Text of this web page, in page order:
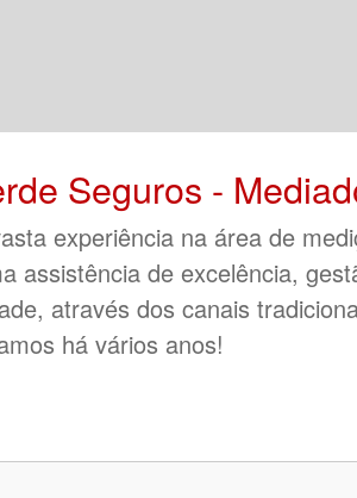
Seguros -
experiência na área de
assistência de excelência,
através dos canais
há vários anos!